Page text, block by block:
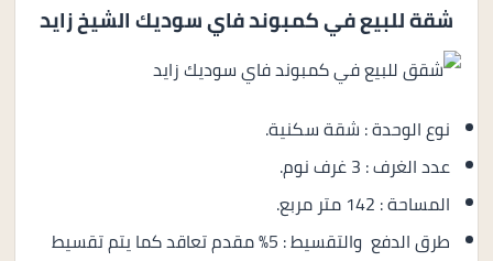
شقة للبيع فيكمبوند فاي سوديك الشيخ زايد
نوع الوحدة : شقة سكنية.
عدد الغرف : 3 غرف نوم.
المساحة : 142 متر مربع.
طرق الدفع والتقسيط : 5% مقدم تعاقد كما يتم تقسيط